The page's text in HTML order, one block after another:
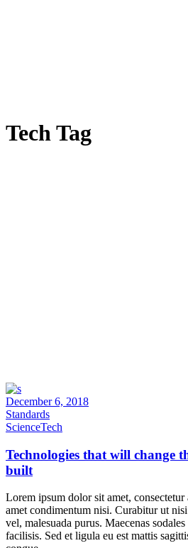
Tech Tag
December 6, 2018
Standards
ScienceTech
Technologies that will change
built
Lorem ipsum dolor sit amet,
amet condimentum nisi. Curabitur ut
vel, malesuada purus. Maecenas
facilisis. Sed et ligula eu est mattis